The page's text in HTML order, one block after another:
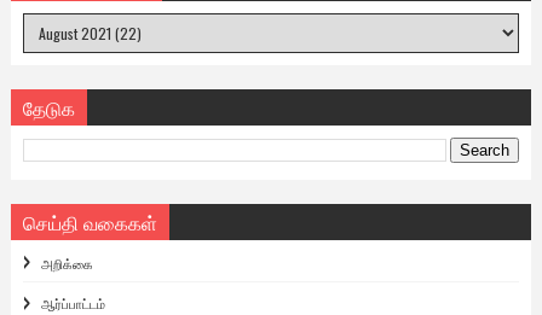
தேடுக
செய்தி வகைகள்
அறிக்கை
ஆர்ப்பாட்டம்